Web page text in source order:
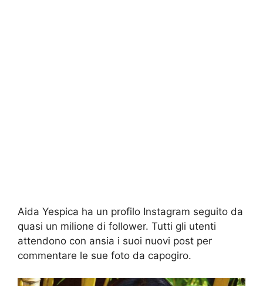
Aida Yespica ha un profilo Instagram seguito da
quasi un milione di follower. Tutti gli utenti
attendono con ansia i suoi nuovi post per
commentare le sue foto da capogiro.